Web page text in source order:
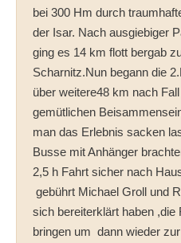
bei 300 Hm durch
der Isar. Nach ausgiebiger
ging es 14 km flott bergab
Scharnitz.Nun begann die
über weitere48 km nach
gemütlichen
man das Erlebnis sacken
Busse mit Anhänger
2,5 h Fahrt sicher nach
gebührt Michael Groll und
sich bereiterklärt haben
bringen um dann wieder